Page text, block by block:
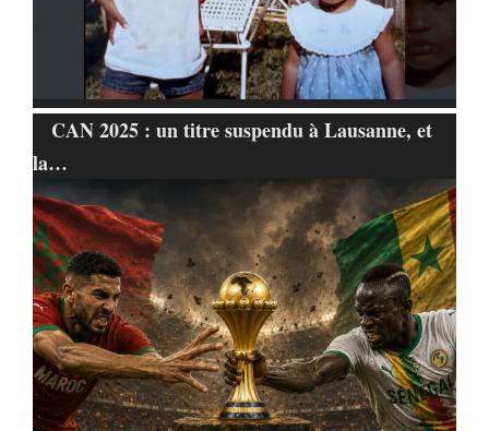
CAN 2025 : un titre suspendu à Lausanne, et
la…